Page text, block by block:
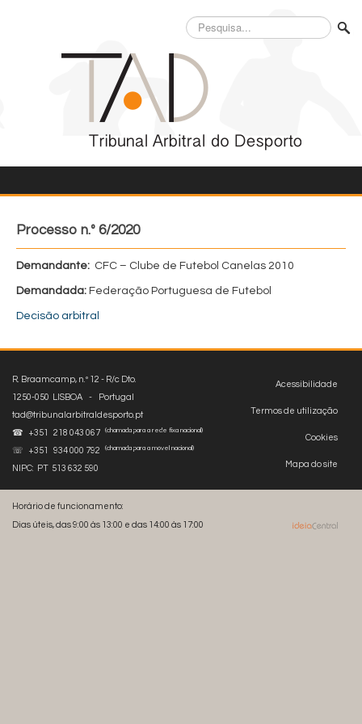
Pesquisa...
Processo n.º 6/2020
Demandante: CFC – Clube de Futebol Canelas 2010
Demandada: Federação Portuguesa de Futebol
Decisão arbitral
Acessibilidade
Termos de utilização
Cookies
Mapa do site
R. Braamcamp, n.º 12 - R/c Dto.
1250-050 LISBOA - Portugal
tad@tribunalarbitraldesporto.pt
☎ +351 218 043 067
(chamada para a rede fixa nacional)
☏ +351 934 000 792 (chamada para a móvel nacional)
NIPC: PT 513 632 590
Horário de funcionamento:
Dias úteis, das 9:00 às 13:00 e das 14:00 às 17:00